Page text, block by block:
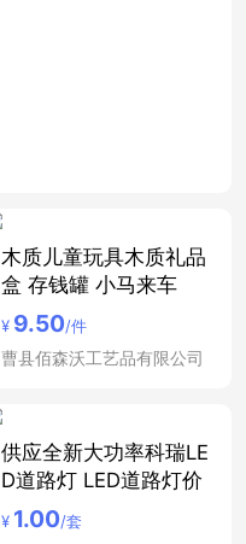
木质儿童玩具木质礼品
盒 存钱罐 小马来车
¥ 9.50/件
曹县佰森沃工艺品有限公司
供应全新大功率科瑞LE
D道路灯 LED道路灯价
¥ 1.00/套